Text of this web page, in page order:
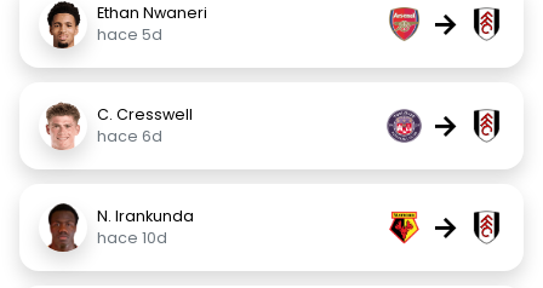
Ethan Nwaneri
hace 5d
→
C. Cresswell
hace 6d
→
N. Irankunda
hace 10d
→